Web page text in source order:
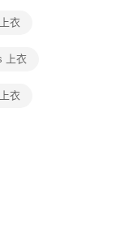
繫「AFTEE先享後付
support/home
享後付」服務完成之交
之同意方可使用
用戶狀況，依本公司即
衣
上衣
衣